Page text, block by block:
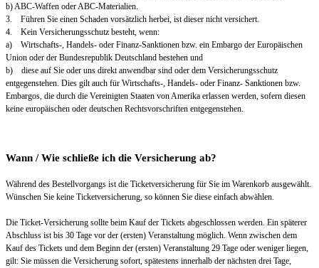
b) ABC-Waffen oder ABC-Materialien.
3. Führen Sie einen Schaden vorsätzlich herbei, ist dieser nicht versichert.
4. Kein Versicherungsschutz besteht, wenn:
a) Wirtschafts-, Handels- oder Finanz-Sanktionen bzw. ein Embargo der Europäischen
Union oder der Bundesrepublik Deutschland bestehen und
b) diese auf Sie oder uns direkt anwendbar sind oder dem Versicherungsschutz
entgegenstehen. Dies gilt auch für Wirtschafts-, Handels- oder Finanz- Sanktionen bzw.
Embargos, die durch die Vereinigten Staaten von Amerika erlassen werden, sofern diesen
keine europäischen oder deutschen Rechtsvorschriften entgegenstehen.
Wann / Wie schließe ich die Versicherung ab?
Während des Bestellvorgangs ist die Ticketversicherung für Sie im Warenkorb ausgewählt.
Wünschen Sie keine Ticketversicherung, so können Sie diese einfach abwählen.
Die Ticket-Versicherung sollte beim Kauf der Tickets abgeschlossen werden. Ein späterer
Abschluss ist bis 30 Tage vor der (ersten) Veranstaltung möglich. Wenn zwischen dem
Kauf des Tickets und dem Beginn der (ersten) Veranstaltung 29 Tage oder weniger liegen,
gilt: Sie müssen die Versicherung sofort, spätestens innerhalb der nächsten drei Tage,